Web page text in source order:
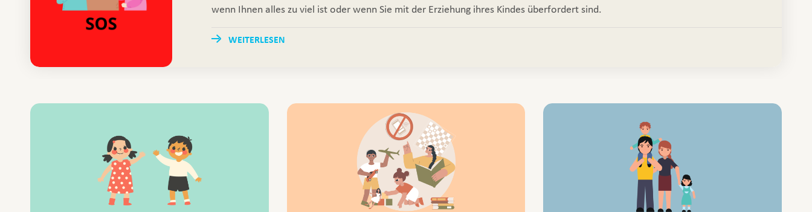
wenn Ihnen alles zu viel ist oder wenn Sie mit der Erziehung ihres Kindes überfordert sind.
WEITERLESEN